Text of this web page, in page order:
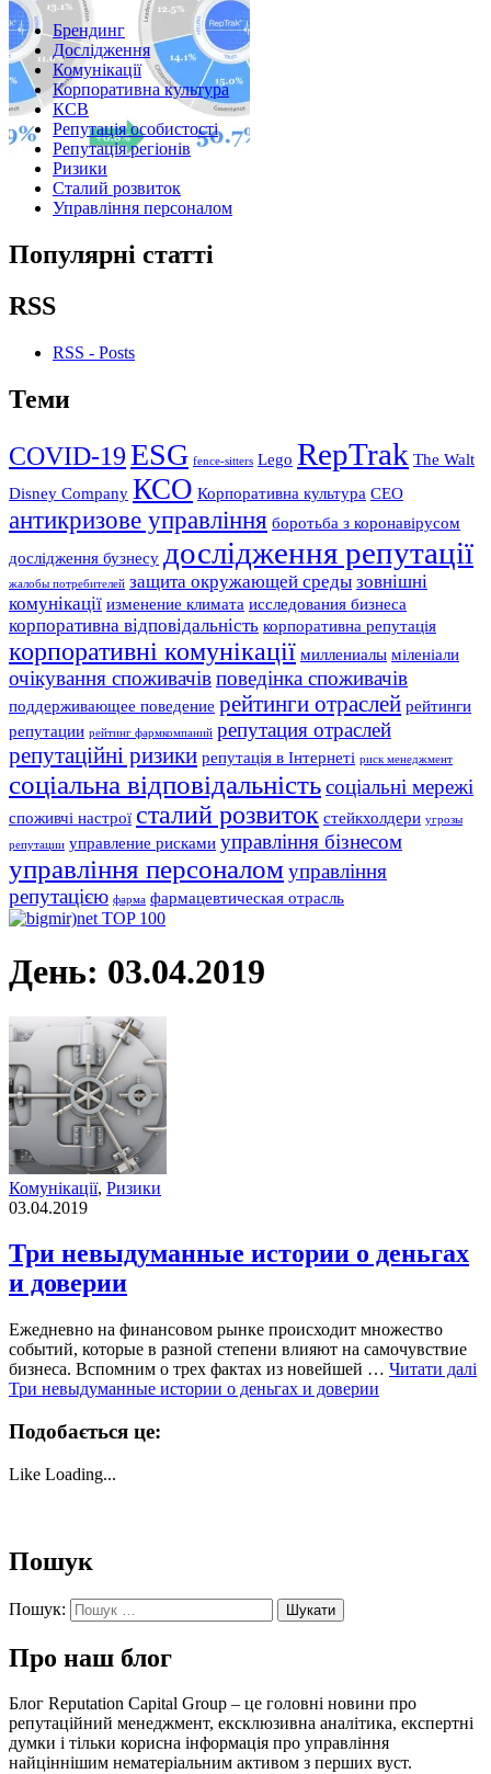
Брендинг
Дослідження
Комунікації
Корпоративна культура
КСВ
Репутація особистості
Репутація регіонів
Ризики
Сталий розвиток
Управління персоналом
Популярні статті
RSS
RSS - Posts
Теми
COVID-19ESG fence-sitters Lego RepTrak The Walt
Disney Company КСО Корпоративна культура СЕО
антикризове управління боротьба з коронавірусом
дослідження бузнесу дослідження репутації
жалобы потребителей защита окружающей среды зовнішні
комунікації изменение климата исследования бизнеса
корпоративна відповідальність корпоративна репутація
корпоративні комунікації миллениалы міленіали
очікування споживачівповедінка споживачів
поддерживающее поведение рейтинги отраслей рейтинги
репутации рейтинг фармкомпаний репутация отраслей
репутаційні ризики репутація в Інтернеті риск менеджмент
соціальна відповідальністьсоціальні мережі
споживчі настрої сталий розвиток стейкхолдери угрозы
репутации управление рисками управління бізнесом
управління персоналомуправління
репутацією фарма фармацевтическая отрасль
День: 03.04.2019
Комунікації, Ризики
03.04.2019
Три невыдуманные истории о деньгах
и доверии
Ежедневно на финансовом рынке происходит множество
событий, которые в разной степени влияют на самочувствие
бизнеса. Вспомним о трех фактах из новейшей … Читати далі
Три невыдуманные истории о деньгах и доверии
Подобається це:
Like Loading...
Пошук
Пошук:
Про наш блог
Блог Reputation Capital Group – це головні новини про
репутаційний менеджмент, ексклюзивна аналітика, експертні
думки і тільки корисна інформація про управління
найціннішим нематеріальним активом з перших вуст.